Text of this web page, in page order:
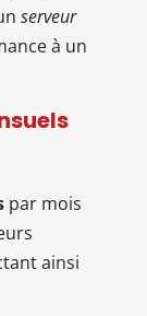
serveur
à un
par mois
ainsi